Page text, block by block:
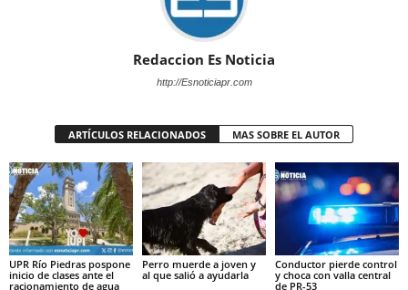
Redaccion Es Noticia
http://Esnoticiapr.com
ARTÍCULOS RELACIONADOS MAS SOBRE EL AUTOR
UPR Río Piedras pospone
inicio de clases ante el
racionamiento de agua
Perro muerde a joven y
al que salió a ayudarla
Conductor pierde control
y choca con valla central
de PR-53